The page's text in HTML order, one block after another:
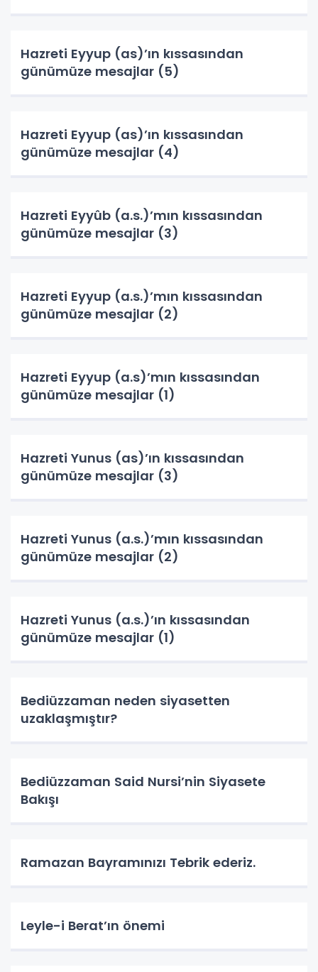
Hazreti Eyyup (as)’ın kıssasından
günümüze mesajlar (5)
Hazreti Eyyup (as)’ın kıssasından
günümüze mesajlar (4)
Hazreti Eyyûb (a.s.)’mın kıssasından
günümüze mesajlar (3)
Hazreti Eyyup (a.s.)’mın kıssasından
günümüze mesajlar (2)
Hazreti Eyyup (a.s)’mın kıssasından
günümüze mesajlar (1)
Hazreti Yunus (as)’ın kıssasından
günümüze mesajlar (3)
Hazreti Yunus (a.s.)’mın kıssasından
günümüze mesajlar (2)
Hazreti Yunus (a.s.)’ın kıssasından
günümüze mesajlar (1)
Bediüzzaman neden siyasetten
uzaklaşmıştır?
Bediüzzaman Said Nursi’nin Siyasete
Bakışı
Ramazan Bayramınızı Tebrik ederiz.
Leyle-i Berat’ın önemi